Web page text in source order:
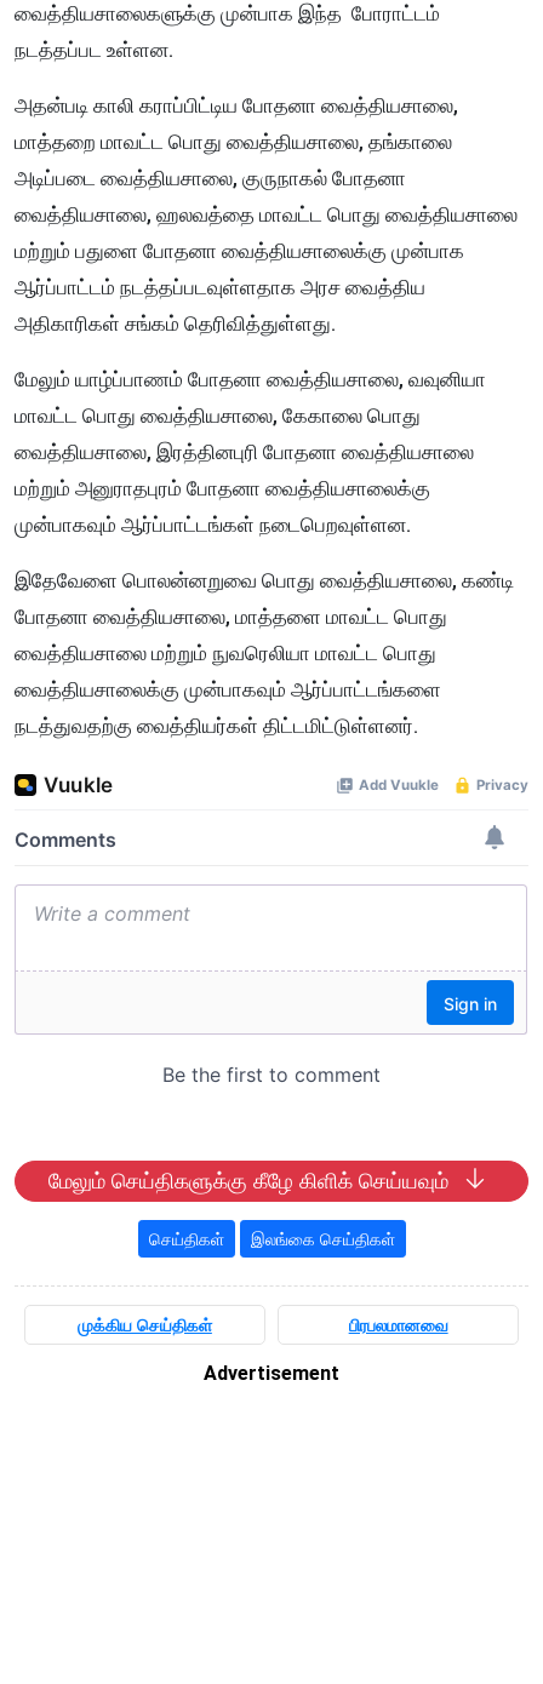
வைத்தியசாலைகளுக்கு முன்பாக இந்த போராட்டம்
நடத்தப்பட உள்ளன.
அதன்படி காலி கராப்பிட்டிய போதனா வைத்தியசாலை,
மாத்தறை மாவட்ட பொது வைத்தியசாலை, தங்காலை
அடிப்படை வைத்தியசாலை, குருநாகல் போதனா
வைத்தியசாலை, ஹலவத்தை மாவட்ட பொது வைத்தியசாலை
மற்றும் பதுளை போதனா வைத்தியசாலைக்கு முன்பாக
ஆர்ப்பாட்டம் நடத்தப்படவுள்ளதாக அரச வைத்திய
அதிகாரிகள் சங்கம் தெரிவித்துள்ளது.
மேலும் யாழ்ப்பாணம் போதனா வைத்தியசாலை, வவுனியா
மாவட்ட பொது வைத்தியசாலை, கேகாலை பொது
வைத்தியசாலை, இரத்தினபுரி போதனா வைத்தியசாலை
மற்றும் அனுராதபுரம் போதனா வைத்தியசாலைக்கு
முன்பாகவும் ஆர்ப்பாட்டங்கள் நடைபெறவுள்ளன.
இதேவேளை பொலன்னறுவை பொது வைத்தியசாலை, கண்டி
போதனா வைத்தியசாலை, மாத்தளை மாவட்ட பொது
வைத்தியசாலை மற்றும் நுவரெலியா மாவட்ட பொது
வைத்தியசாலைக்கு முன்பாகவும் ஆர்ப்பாட்டங்களை
நடத்துவதற்கு வைத்தியர்கள் திட்டமிட்டுள்ளனர்.
மேலும் செய்திகளுக்கு கீழே கிளிக் செய்யவும்
செய்திகள் இலங்கை செய்திகள்
முக்கிய செய்திகள் பிரபலமானவை
Advertisement